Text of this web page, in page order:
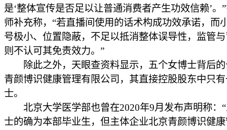
是‘整体宣传是否足以让普通消费者产生功效信赖’。
师补充称，“若直播间使用的话术构成功效承诺，而
号极小、位置隐蔽，不足以抵消整体误导性，监管
则不认可其免责效力。”
除此之外，天眼查资料显示，五个女博士背后的
青颜博识健康管理有限公司，其直接控股股东中只
士。
北京大学医学部也曾在2020年9月发布声明称：“
士的确为本部毕业生，但主体企业北京青颜博识健